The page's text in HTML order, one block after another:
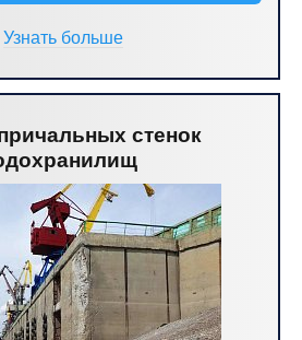
Узнать больше
стенок